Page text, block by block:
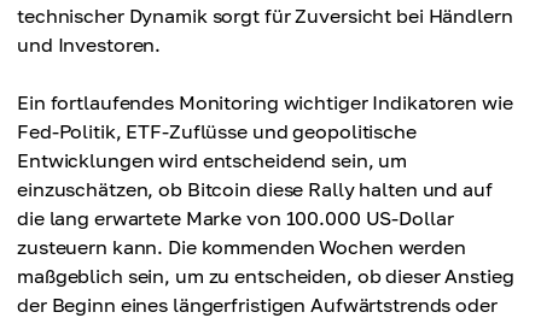
technischer Dynamik sorgt für Zuversicht bei Händlern
und Investoren.
Ein fortlaufendes Monitoring wichtiger Indikatoren wie
Fed-Politik, ETF-Zuflüsse und geopolitische
Entwicklungen wird entscheidend sein, um
einzuschätzen, ob Bitcoin diese Rally halten und auf
die lang erwartete Marke von 100.000 US-Dollar
zusteuern kann. Die kommenden Wochen werden
maßgeblich sein, um zu entscheiden, ob dieser Anstieg
der Beginn eines längerfristigen Aufwärtstrends oder